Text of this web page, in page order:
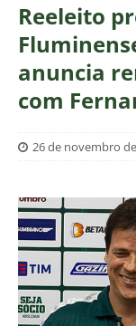
Reeleito
anuncia
com
26 de novembro